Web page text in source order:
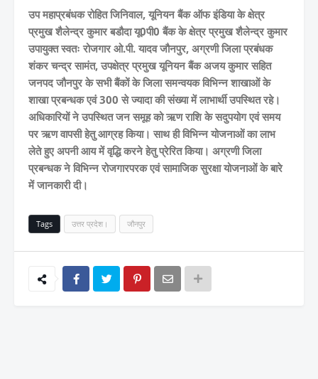
उप महाप्रबंधक रोहित जिनिवाल, यूनियन बैंक ऑफ इंडिया के क्षेत्र
प्रमुख शैलेन्द्र कुमार बडौदा यू0पी0 बैंक के क्षेत्र प्रमुख शैलेन्द्र कुमार
उपायुक्त स्वतः रोजगार ओ.पी. यादव जौनपुर, अग्रणी जिला प्रबंधक
शंकर चन्द्र सामंत, उपक्षेत्र प्रमुख यूनियन बैंक अजय कुमार सहित
जनपद जौनपुर के सभी बैंकों के जिला समन्वयक विभिन्न शाखाओं के
शाखा प्रबन्धक एवं 300 से ज्यादा की संख्या में लाभार्थी उपस्थित रहे।
अधिकारियों ने उपस्थित जन समूह को ऋण राशि के सदुपयोग एवं समय
पर ऋण वापसी हेतु आग्रह किया। साथ ही विभिन्न योजनाओं का लाभ
लेते हुए अपनी आय में वृद्धि करने हेतु प्रेरित किया। अग्रणी जिला
प्रबन्धक ने विभिन्न रोजगारपरक एवं सामाजिक सुरक्षा योजनाओं के बारे
में जानकारी दी।
Tags उत्तर प्रदेश। जौनपुर